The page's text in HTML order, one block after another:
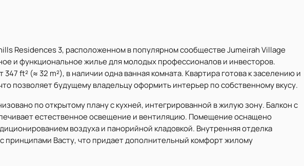
Residences 3, расположенном в популярном сообществе Jumeirah Village
и функциональное жилье для молодых профессионалов и инвесторов.
ft² (≈ 32 m²), в наличии одна ванная комната. Квартира готова к заселению и
позволяет будущему владельцу оформить интерьер по собственному вкусу.
по открытому плану с кухней, интегрированной в жилую зону. Балкон с
естественное освещение и вентиляцию. Помещение оснащено
воздуха и панорийной кладовкой. Внутренняя отделка
принципами Васту, что придает дополнительный комфорт жилому